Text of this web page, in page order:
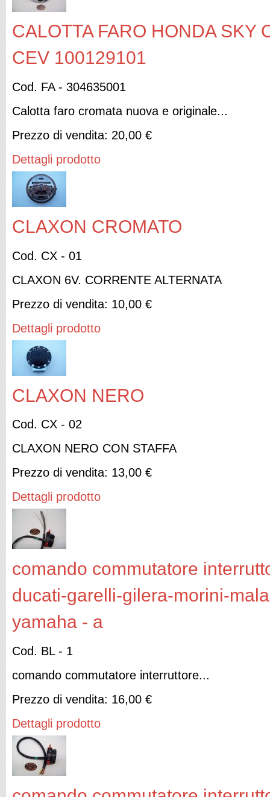
CALOTTA FARO HONDA SKY
CEV 100129101
Cod. FA - 304635001
Calotta faro cromata nuova e originale...
Prezzo di vendita: 20,00 €
Dettagli prodotto
CLAXON CROMATO
Cod. CX - 01
CLAXON 6V. CORRENTE ALTERNATA
Prezzo di vendita: 10,00 €
Dettagli prodotto
CLAXON NERO
Cod. CX - 02
CLAXON NERO CON STAFFA
Prezzo di vendita: 13,00 €
Dettagli prodotto
comando commutatore
ducati-garelli-gilera-morini-
yamaha - a
Cod. BL - 1
comando commutatore interruttore...
Prezzo di vendita: 16,00 €
Dettagli prodotto